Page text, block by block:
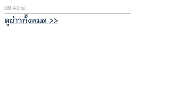
09:40 น.
ดูข่าวทั้งหมด >>